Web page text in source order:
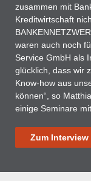
zusammen mit
Kreditwirtschaft
waren auch noch
Service GmbH als
glücklich, dass wir
Know-how aus
können“, so
einige Seminare
Zum Interview